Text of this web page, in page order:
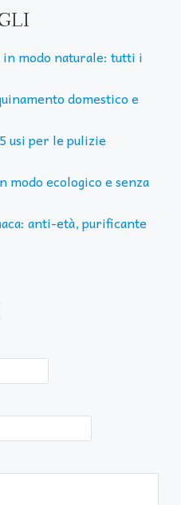
modo naturale: tutti i
domestico e
usi per le pulizie
ecologico e senza
anti-età, purificante